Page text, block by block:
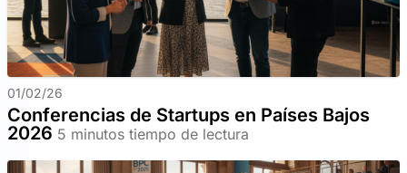
01/02/26
Conferencias de Startups en Países Bajos
2026 5 minutos tiempo de lectura